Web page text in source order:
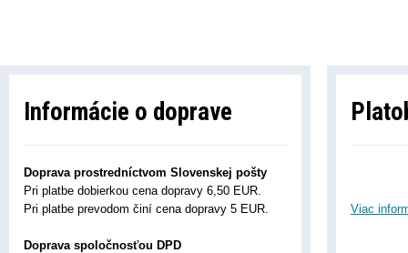
Informácie o doprave
Doprava prostredníctvom Slovenskej pošty
Pri platbe dobierkou cena dopravy 6,50 EUR.
Pri platbe prevodom činí cena dopravy 5 EUR.
Doprava spoločnosťou DPD
Viac